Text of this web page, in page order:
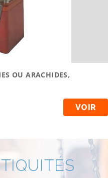
OU ARACHIDES,
VOIR